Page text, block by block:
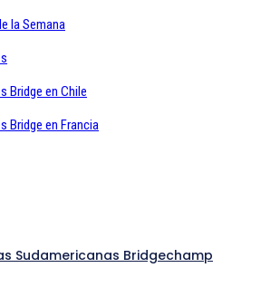
la Semana
Bridge en Chile
Bridge en Francia
Sudamericanas Bridgechamp